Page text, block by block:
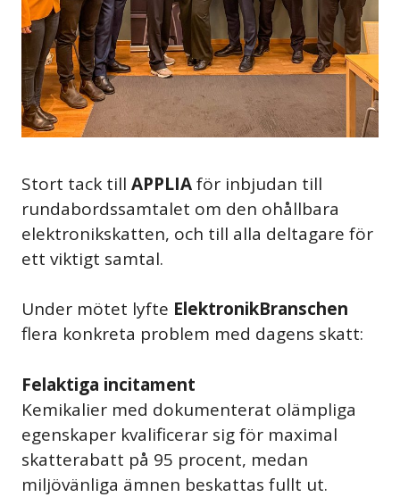
Stort tack till APPLIAför inbjudan till
rundabordssamtalet om den ohållbara
elektronikskatten, och till alla deltagare för
ett viktigt samtal.
Under mötet lyfte ElektronikBranschen
flera konkreta problem med dagens skatt:
Felaktiga incitament
Kemikalier med dokumenterat olämpliga
egenskaper kvalificerar sig för maximal
skatterabatt på 95 procent, medan
miljövänliga ämnen beskattas fullt ut.